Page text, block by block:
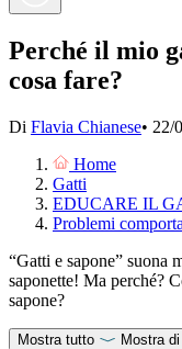
Perché il mio
cosa fare?
Di Flavia Chianese• 22/
Home
Gatti
EDUCARE IL
Problemi
“Gatti e sapone” suona
saponette! Ma perché?
sapone?
Mostra tutto Mostra